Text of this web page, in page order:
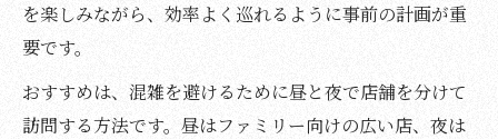
を楽しみながら、効率よく巡れるように事前の計画が重
要です。
おすすめは、混雑を避けるために昼と夜で店舗を分けて
訪問する方法です。昼はファミリー向けの広い店、夜は